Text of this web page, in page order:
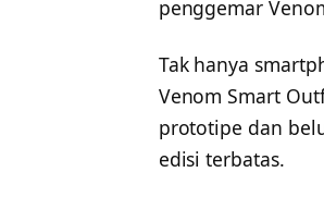
penggemar
Tak hanya
Venom Smart
prototipe dan
edisi terbatas.